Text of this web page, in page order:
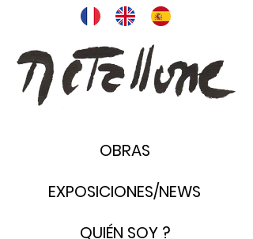
OBRAS
EXPOSICIONES/NEWS
QUIÉN SOY ?